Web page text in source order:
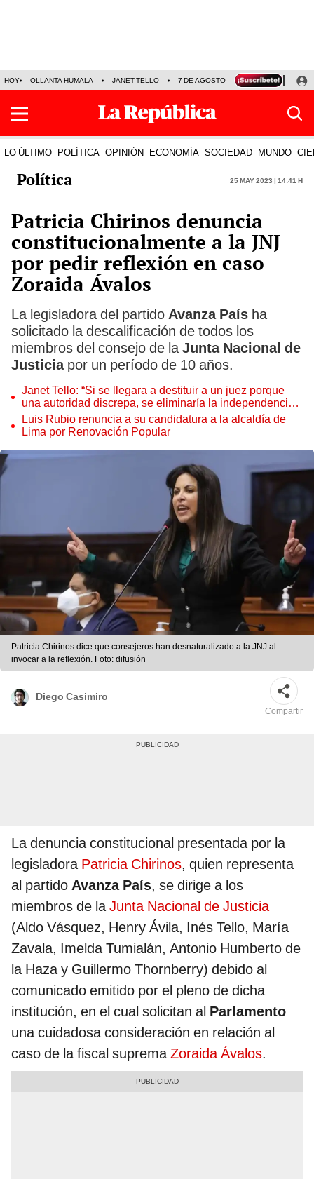
HOY OLLANTA HUMALA JANET TELLO 7 DE AGOSTO TINKA RESULTADOS
LO ÚLTIMO POLÍTICA OPINIÓN ECONOMÍA SOCIEDAD MUNDO
Política 25 May 2023 | 14:41 h
Patricia Chirinos denuncia
constitucionalmente a la JNJ
por pedir reflexión en caso
Zoraida Ávalos
La legisladora del partido Avanza País ha
solicitado la descalificación de todos los
miembros del consejo de la Junta Nacional de
Justiciapor un período de 10 años.
Janet Tello: “Si se llegara a destituir a un juez porque
una autoridad discrepa, se eliminaría la independencia
judicial”
Luis Rubio renuncia a su candidatura a la alcaldía de
Lima por Renovación Popular
Patricia Chirinos dice que consejeros han desnaturalizado a la JNJ al
invocar a la reflexión. Foto: difusión
Diego Casimiro
Compartir
La denuncia constitucional presentada por la
legisladora Patricia Chirinos, quien representa
al partido Avanza País, se dirige a los
miembros de laJunta Nacional de Justicia
(Aldo Vásquez, Henry Ávila, Inés Tello, María
Zavala, Imelda Tumialán, Antonio Humberto de
la Haza y Guillermo Thornberry) debido al
comunicado emitido por el pleno de dicha
institución, en el cual solicitan al Parlamento
una cuidadosa consideración en relación al
caso de la fiscal supremaZoraida Ávalos.